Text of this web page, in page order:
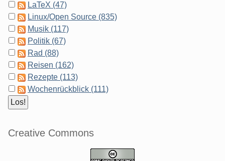
LaTeX (47)
Linux/Open Source (835)
Musik (117)
Politik (67)
Rad (88)
Reisen (162)
Rezepte (113)
Wochenrückblick (111)
Creative Commons